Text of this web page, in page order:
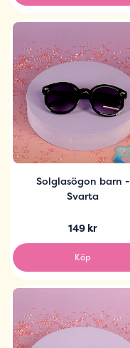
Solglasögon barn -
Svarta
149 kr
Köp